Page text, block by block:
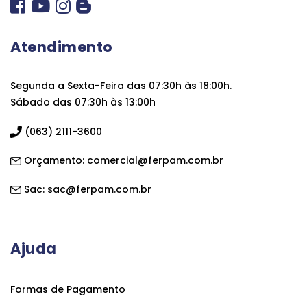
Atendimento
Segunda a Sexta-Feira das 07:30h às 18:00h.
Sábado das 07:30h às 13:00h
(063) 2111-3600
Orçamento: comercial@ferpam.com.br
Sac: sac@ferpam.com.br
Ajuda
Formas de Pagamento